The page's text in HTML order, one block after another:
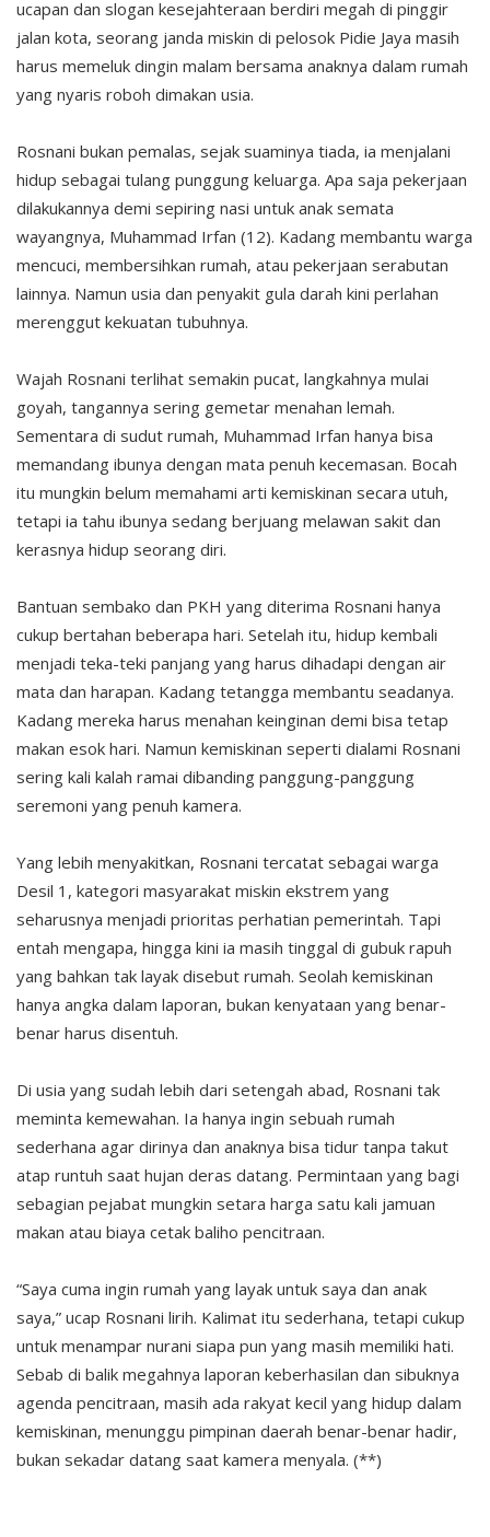
ucapan dan slogan kesejahteraan berdiri megah di pinggir
jalan kota, seorang janda miskin di pelosok Pidie Jaya masih
harus memeluk dingin malam bersama anaknya dalam rumah
yang nyaris roboh dimakan usia.
Rosnani bukan pemalas, sejak suaminya tiada, ia menjalani
hidup sebagai tulang punggung keluarga. Apa saja pekerjaan
dilakukannya demi sepiring nasi untuk anak semata
wayangnya, Muhammad Irfan (12). Kadang membantu warga
mencuci, membersihkan rumah, atau pekerjaan serabutan
lainnya. Namun usia dan penyakit gula darah kini perlahan
merenggut kekuatan tubuhnya.
Wajah Rosnani terlihat semakin pucat, langkahnya mulai
goyah, tangannya sering gemetar menahan lemah.
Sementara di sudut rumah, Muhammad Irfan hanya bisa
memandang ibunya dengan mata penuh kecemasan. Bocah
itu mungkin belum memahami arti kemiskinan secara utuh,
tetapi ia tahu ibunya sedang berjuang melawan sakit dan
kerasnya hidup seorang diri.
Bantuan sembako dan PKH yang diterima Rosnani hanya
cukup bertahan beberapa hari. Setelah itu, hidup kembali
menjadi teka-teki panjang yang harus dihadapi dengan air
mata dan harapan. Kadang tetangga membantu seadanya.
Kadang mereka harus menahan keinginan demi bisa tetap
makan esok hari. Namun kemiskinan seperti dialami Rosnani
sering kali kalah ramai dibanding panggung-panggung
seremoni yang penuh kamera.
Yang lebih menyakitkan, Rosnani tercatat sebagai warga
Desil 1, kategori masyarakat miskin ekstrem yang
seharusnya menjadi prioritas perhatian pemerintah. Tapi
entah mengapa, hingga kini ia masih tinggal di gubuk rapuh
yang bahkan tak layak disebut rumah. Seolah kemiskinan
hanya angka dalam laporan, bukan kenyataan yang benar-
benar harus disentuh.
Di usia yang sudah lebih dari setengah abad, Rosnani tak
meminta kemewahan. Ia hanya ingin sebuah rumah
sederhana agar dirinya dan anaknya bisa tidur tanpa takut
atap runtuh saat hujan deras datang. Permintaan yang bagi
sebagian pejabat mungkin setara harga satu kali jamuan
makan atau biaya cetak baliho pencitraan.
“Saya cuma ingin rumah yang layak untuk saya dan anak
saya,” ucap Rosnani lirih. Kalimat itu sederhana, tetapi cukup
untuk menampar nurani siapa pun yang masih memiliki hati.
Sebab di balik megahnya laporan keberhasilan dan sibuknya
agenda pencitraan, masih ada rakyat kecil yang hidup dalam
kemiskinan, menunggu pimpinan daerah benar-benar hadir,
bukan sekadar datang saat kamera menyala. (**)